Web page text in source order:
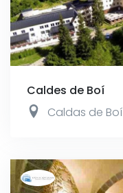
Caldes de Boí
Caldas de Boí